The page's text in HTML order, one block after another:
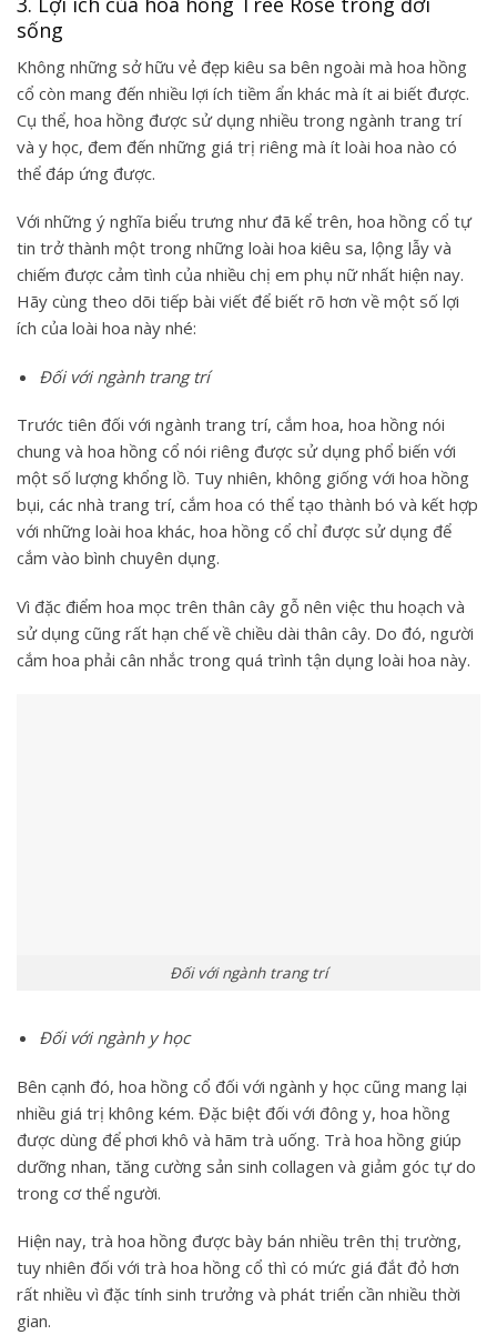
sống
Không những sở hữu vẻ đẹp kiêu sa bên ngoài mà hoa hồng
cổ còn mang đến nhiều lợi ích tiềm ẩn khác mà ít ai biết được.
Cụ thể, hoa hồng được sử dụng nhiều trong ngành trang trí
và y học, đem đến những giá trị riêng mà ít loài hoa nào có
thể đáp ứng được.
Với những ý nghĩa biểu trưng như đã kể trên, hoa hồng cổ tự
tin trở thành một trong những loài hoa kiêu sa, lộng lẫy và
chiếm được cảm tình của nhiều chị em phụ nữ nhất hiện nay.
Hãy cùng theo dõi tiếp bài viết để biết rõ hơn về một số lợi
ích của loài hoa này nhé:
Đối với ngành trang trí
Trước tiên đối với ngành trang trí, cắm hoa, hoa hồng nói
chung và hoa hồng cổ nói riêng được sử dụng phổ biến với
một số lượng khổng lồ. Tuy nhiên, không giống với hoa hồng
bụi, các nhà trang trí, cắm hoa có thể tạo thành bó và kết hợp
với những loài hoa khác, hoa hồng cổ chỉ được sử dụng để
cắm vào bình chuyên dụng.
Vì đặc điểm hoa mọc trên thân cây gỗ nên việc thu hoạch và
sử dụng cũng rất hạn chế về chiều dài thân cây. Do đó, người
cắm hoa phải cân nhắc trong quá trình tận dụng loài hoa này.
Đối với ngành trang trí
Đối với ngành y học
Bên cạnh đó, hoa hồng cổ đối với ngành y học cũng mang lại
nhiều giá trị không kém. Đặc biệt đối với đông y, hoa hồng
được dùng để phơi khô và hãm trà uống. Trà hoa hồng giúp
dưỡng nhan, tăng cường sản sinh collagen và giảm góc tự do
trong cơ thể người.
Hiện nay, trà hoa hồng được bày bán nhiều trên thị trường,
tuy nhiên đối với trà hoa hồng cổ thì có mức giá đắt đỏ hơn
rất nhiều vì đặc tính sinh trưởng và phát triển cần nhiều thời
gian.